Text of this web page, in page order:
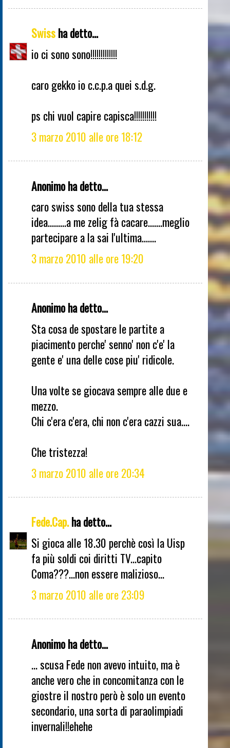
Swissha detto...
io ci sono sono!!!!!!!!!!!!!
caro gekko io c.c.p.a quei s.d.g.
ps chi vuol capire capisca!!!!!!!!!!!
3 marzo 2010 alle ore 18:12
Anonimo ha detto...
caro swiss sono della tua stessa
idea.........a me zelig fà cacare.......meglio
partecipare a la sai l'ultima.......
3 marzo 2010 alle ore 19:20
Anonimo ha detto...
Sta cosa de spostare le partite a
piacimento perche' senno' non c'e' la
gente e' una delle cose piu' ridicole.
Una volte se giocava sempre alle due e
mezzo.
Chi c'era c'era, chi non c'era cazzi sua....
Che tristezza!
3 marzo 2010 alle ore 20:34
Fede.Cap.ha detto...
Si gioca alle 18.30 perchè così la Uisp
fa più soldi coi diritti TV...capito
Coma???...non essere malizioso...
3 marzo 2010 alle ore 23:09
Anonimo ha detto...
... scusa Fede non avevo intuito, ma è
anche vero che in concomitanza con le
giostre il nostro però è solo un evento
secondario, una sorta di paraolimpiadi
invernali!!ehehe